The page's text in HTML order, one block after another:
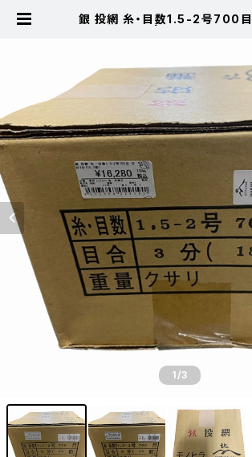
銀 投網 糸・目数1.5-2号700
1/3